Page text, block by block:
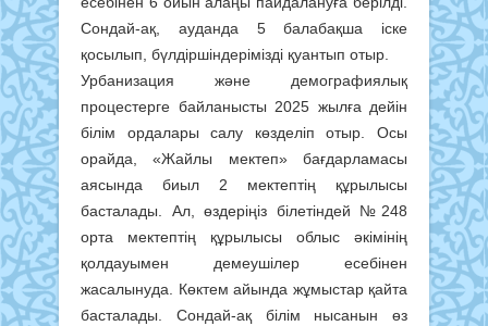
Сондай-ақ, ауданда 5 балабақша іске
қосылып, бүлдіршіндерімізді қуантып отыр.
Урбанизация және демографиялық
процестерге байланысты 2025 жылға дейін
білім ордалары салу көзделіп отыр. Осы
орайда, «Жайлы мектеп» бағдарламасы
аясында биыл 2 мектептің құрылысы
басталады. Ал, өздеріңіз білетіндей №248
орта мектептің құрылысы облыс әкімінің
қолдауымен демеушілер есебінен
жасалынуда. Көктем айында жұмыстар қайта
басталады. Сондай-ақ білім нысанын өз